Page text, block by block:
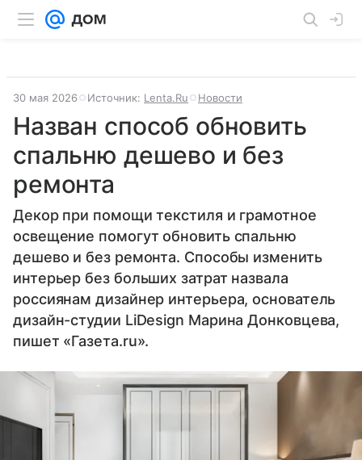
30 мая 2026 Источник: Lenta.Ru Новости
Назван способ обновить
спальню дешево и без
ремонта
Декор при помощи текстиля и грамотное
освещение помогут обновить спальню
дешево и без ремонта. Способы изменить
интерьер без больших затрат назвала
россиянам дизайнер интерьера, основатель
дизайн-студии LiDesign Марина Донковцева,
пишет «Газета.ru».